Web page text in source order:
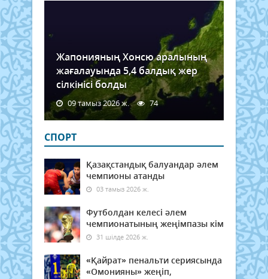
Жапонияның Хонсю аралының
жағалауында 5,4 балдық жер
сілкінісі болды
09 тамыз 2026 ж. 74
СПОРТ
Қазақстандық балуандар әлем
чемпионы атанды
03 тамыз 2026 ж.
Футболдан келесі әлем
чемпионатының жеңімпазы кім
31 шілде 2026 ж.
«Қайрат» пенальти сериясында
«Омонияны» жеңіп,